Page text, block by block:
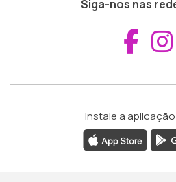
Siga-nos nas
Instale a aplicação